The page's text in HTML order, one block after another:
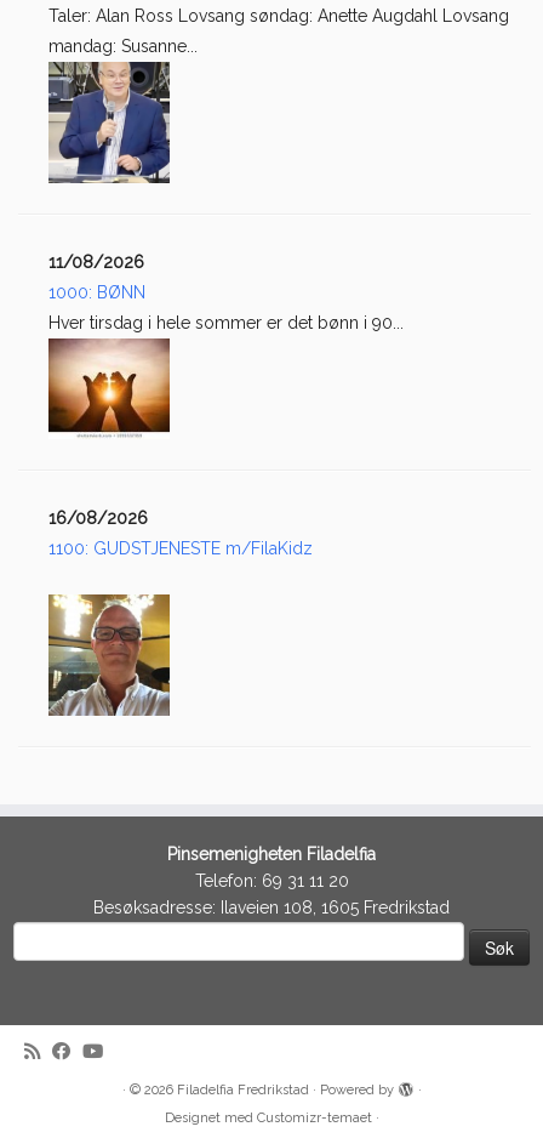
Taler: Alan Ross Lovsang søndag: Anette Augdahl Lovsang
mandag: Susanne...
11/08/2026
1000: BØNN
Hver tirsdag i hele sommer er det bønn i 90...
16/08/2026
1100: GUDSTJENESTE m/FilaKidz
Pinsemenigheten Filadelfia
Telefon: 69 31 11 20
Besøksadresse: Ilaveien 108, 1605 Fredrikstad
etter:
· © 2026 Filadelfia Fredrikstad · Powered by
·
Designet med Customizr-temaet·